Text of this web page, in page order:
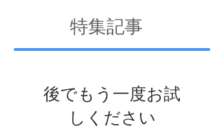
特集記事
後でもう一度お試
しください